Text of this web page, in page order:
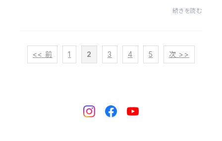
続きを読む
<< 前 1 2 3 4 5 次 >>